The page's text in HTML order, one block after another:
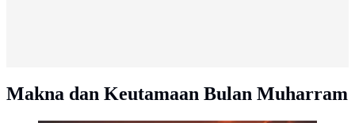
Makna dan Keutamaan Bulan Muharram